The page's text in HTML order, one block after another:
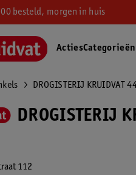
besteld, morgen in huis
ActiesCategorieën
DROGISTERIJ KRUIDVAT
DROGISTERIJ
112